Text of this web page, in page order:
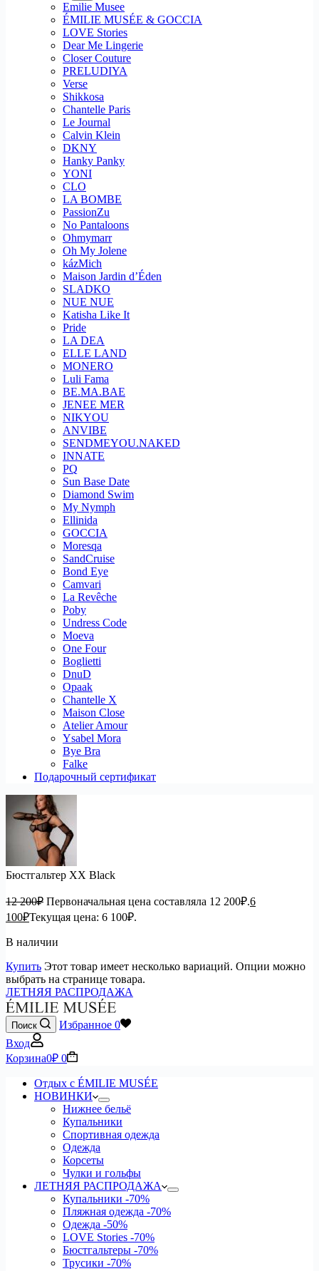
Emilie Musee
ÉMILIE MUSÉE & GOCCIA
LOVE Stories
Dear Me Lingerie
Closer Couture
PRELUDIYA
Verse
Shikkosa
Chantelle Paris
Le Journal
Calvin Klein
DKNY
Hanky Panky
YONI
CLO
LA BOMBE
PassionZu
No Pantaloons
Ohmymarr
Oh My Jolene
kázMich
Maison Jardin d’Éden
SLADKO
NUE NUE
Katisha Like It
Pride
LA DEA
ELLE LAND
MONERO
Luli Fama
BE.MA.BAE
JENEE MER
NIKYOU
ANVIBE
SENDMEYOU.NAKED
INNATE
PQ
Sun Base Date
Diamond Swim
My Nymph
Ellinida
GOCCIA
Moresqa
SandCruise
Bond Eye
Camvari
La Revêche
Poby
Undress Code
Moeva
One Four
Boglietti
DnuD
Opaak
Chantelle X
Maison Close
Atelier Amour
Ysabel Mora
Bye Bra
Falke
Подарочный сертификат
Бюстгальтер XX Black
12 200₽ Первоначальная цена составляла 12 200₽.6
100₽Текущая цена: 6 100₽.
В наличии
Купить Этот товар имеет несколько вариаций. Опции можно
выбрать на странице товара.
ЛЕТНЯЯ РАСПРОДАЖА
Поиск Избранное 0
Вход
Корзина0₽ 0
Отдых с ÉMILIE MUSÉE
НОВИНКИ
Нижнее бельё
Купальники
Спортивная одежда
Одежда
Корсеты
Чулки и гольфы
ЛЕТНЯЯ РАСПРОДАЖА
Купальники -70%
Пляжная одежда -70%
Одежда -50%
LOVE Stories -70%
Бюстгальтеры -70%
Трусики -70%